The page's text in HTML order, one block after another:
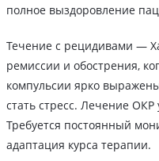
полное выздоровление
Течение с рецидивами —
ремиссии и обострения,
компульсии ярко
стать стресс. Лечение
Требуется постоянный
адаптация курса терапии.